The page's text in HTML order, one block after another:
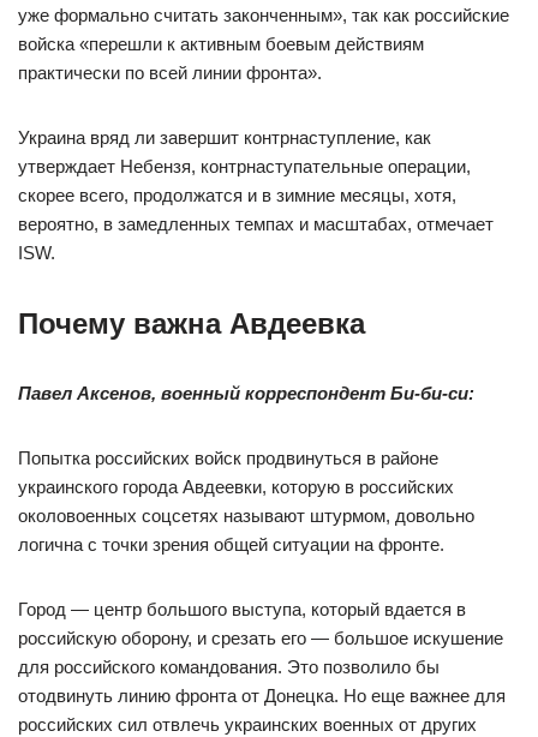
уже формально считать законченным», так как российские
войска «перешли к активным боевым действиям
практически по всей линии фронта».
Украина вряд ли завершит контрнаступление, как
утверждает Небензя, контрнаступательные операции,
скорее всего, продолжатся и в зимние месяцы, хотя,
вероятно, в замедленных темпах и масштабах, отмечает
ISW.
Почему важна Авдеевка
Павел Аксенов, военный корреспондент Би-би-си:
Попытка российских войск продвинуться в районе
украинского города Авдеевки, которую в российских
околовоенных соцсетях называют штурмом, довольно
логична с точки зрения общей ситуации на фронте.
Город — центр большого выступа, который вдается в
российскую оборону, и срезать его — большое искушение
для российского командования. Это позволило бы
отодвинуть линию фронта от Донецка. Но еще важнее для
российских сил отвлечь украинских военных от других